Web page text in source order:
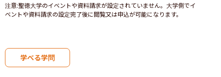
注意:聖徳大学のイベントや資料請求が設定されていません。大学側でイ
ベントや資料請求の設定完了後に閲覧又は申込が可能になります。
学べる学問